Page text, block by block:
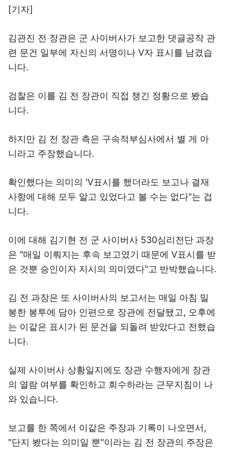
[기자]
김관진 전 장관은 군 사이버사가 보고한 댓글공작 관
련 문건 일부에 자신의 서명이나 V자 표시를 남겼습
니다.
검찰은 이를 김 전 장관이 직접 챙긴 정황으로 봤습
니다.
하지만 김 전 장관 측은 구속적부심사에서 별 게 아
니라고 주장했습니다.
확인했다는 의미의 'V표시를 했더라도 보고나 결재
사항에 대해 모두 알고 있었다고 볼 수는 없다"는 겁
니다.
이에 대해 김기현 전 군 사이버사 530심리전단 과장
은 "매일 이뤄지는 후속 보고였기 때문에 V표시를 받
은 것뿐 승인이자 지시의 의미였다"고 반박했습니다.
김 전 과장은 또 사이버사의 보고서는 매일 아침 밀
봉한 봉투에 담아 인편으로 장관에 전달됐고, 오후에
는 이같은 표시가 된 문건을 되돌려 받았다고 전했습
니다.
실제 사이버사 상황일지에도 장관 수행자에게 장관
의 열람 여부를 확인하고 회수하라는 근무지침이 나
와 있습니다.
보고를 한 쪽에서 이같은 주장과 기록이 나오면서,
"단지 봤다는 의미일 뿐"이라는 김 전 장관의 주장은